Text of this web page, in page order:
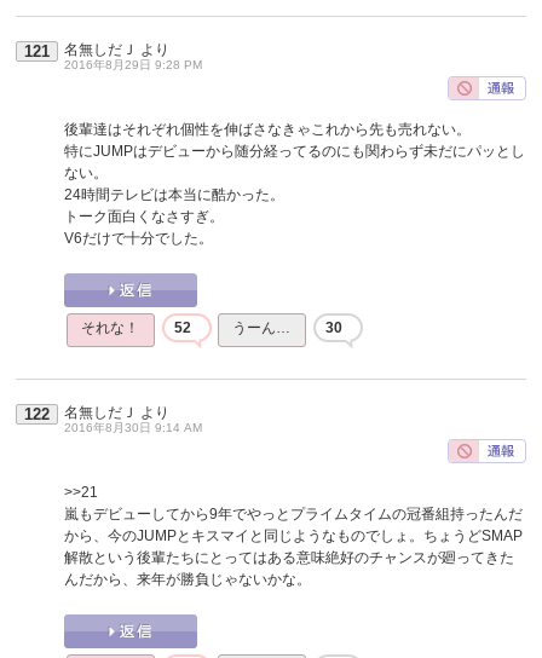
121 名無しだＪ より
2016年8月29日 9:28 PM
後輩達はそれぞれ個性を伸ばさなきゃこれから先も売れない。
特にJUMPはデビューから随分経ってるのにも関わらず未だにパッとし
ない。
24時間テレビは本当に酷かった。
トーク面白くなさすぎ。
V6だけで十分でした。
それな！ 52 うーん… 30
122 名無しだＪ より
2016年8月30日 9:14 AM
>>21
嵐もデビューしてから9年でやっとプライムタイムの冠番組持ったんだ
から、今のJUMPとキスマイと同じようなものでしょ。ちょうどSMAP
解散という後輩たちにとってはある意味絶好のチャンスが廻ってきた
んだから、来年が勝負じゃないかな。